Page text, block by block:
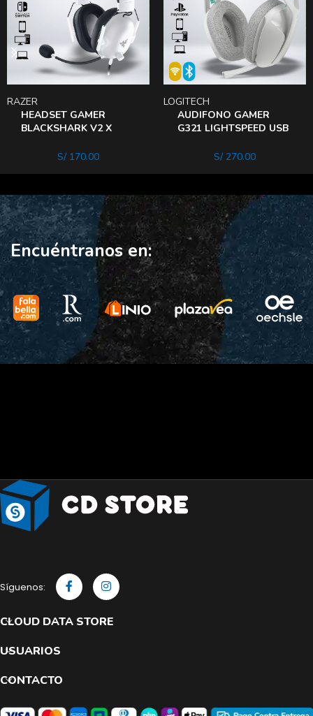
HEADSET GAMER
BLACKSHARK V2 X
RAZER
S/170.00
AUDIFONO GAMER
G321 LIGHTSPEED USB
LOGITECH
S/270.00
Encuéntranos en:
Síguenos:
CLOUD DATA STORE
USUARIOS
CONTACTO